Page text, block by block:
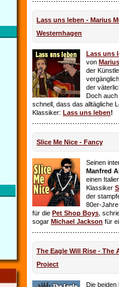
Lass uns leben - Marius
Westernhagen
Lass uns
von
der
der
Doch auch
schnell, dass das alltägliche
Klassiker: Lass uns leben!
Slice Me Nice - Fancy
Seinen
Manfred
einen
Klassiker
der
80er-
für die Pet Shop Boys ,
sogar Michael Jackson für
The Eagle Will Rise - The
Project
Die beiden